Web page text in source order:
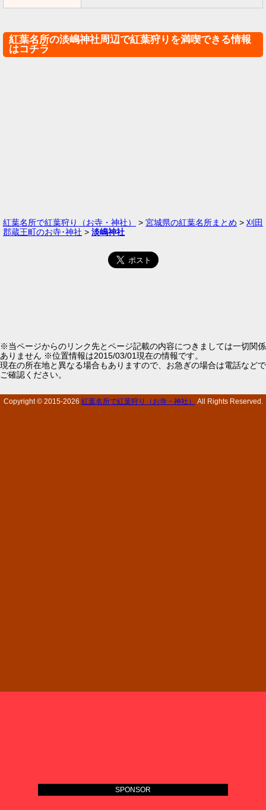
紅葉名所の淡嶋神社周辺で紅葉狩りを満喫できる情報
はコチラ
紅葉名所で紅葉狩り（お寺・神社） > 宮城県の紅葉名所まとめ > 刈田
郡蔵王町のお寺･神社 > 淡嶋神社
※当ページからのリンク先とページ記載の内容につきましては一切関係
ありません ※位置情報は2015/03/01現在の情報です。
現在の所在地と異なる場合もありますので、お急ぎの場合は電話などで
ご確認ください。
Copyright © 2015-2026 紅葉名所で紅葉狩り（お寺・神社） All Rights Reserved.
SPONSOR